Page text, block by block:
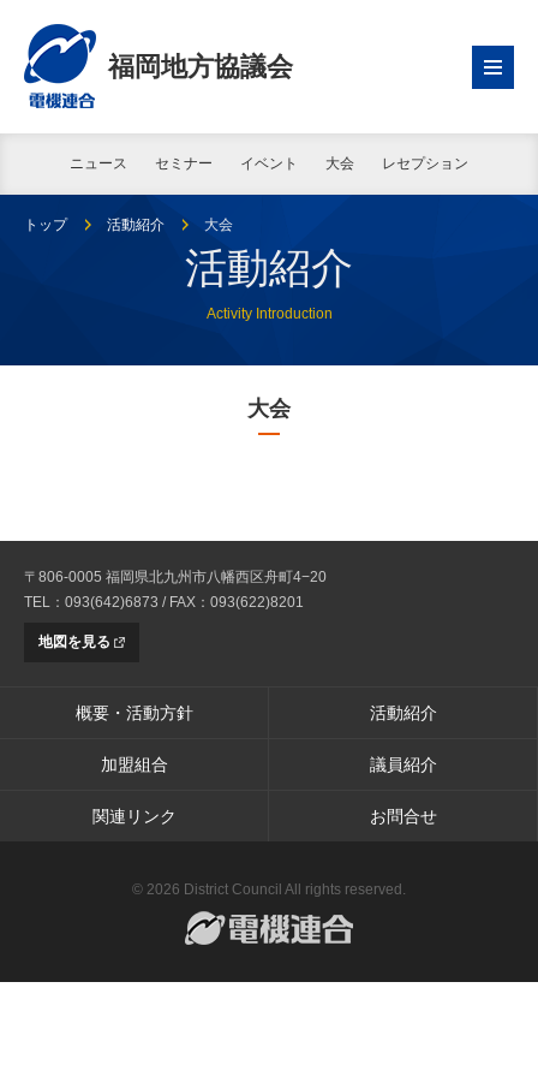
福岡地方協議会
ニュース セミナー イベント 大会 レセプション
トップ 活動紹介 大会
活動紹介
Activity Introduction
大会
〒806-0005 福岡県北九州市八幡西区舟町4−20
TEL：093(642)6873 / FAX：093(622)8201
地図を見る
概要・活動方針 活動紹介
加盟組合 議員紹介
関連リンク お問合せ
© 2026 District Council All rights reserved.